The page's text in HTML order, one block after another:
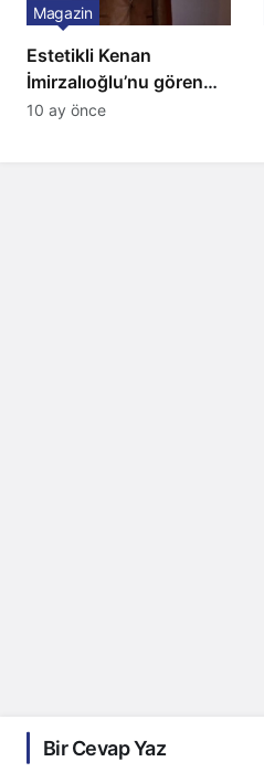
Estetikli Kenan
İmirzalıoğlu’nu gören
tanıyamıyor: Son hali
Magazin
10 ay önce
Bir Cevap Yaz